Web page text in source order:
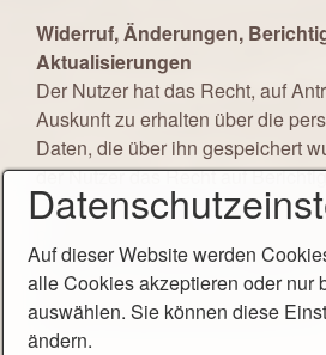
Widerruf, Änderungen,
Aktualisierungen
Der Nutzer hat das Recht, auf
Auskunft zu erhalten über die
Daten, die über ihn gespeichert
der Nutzer das Recht auf
Daten, Sperrung und Löschung
personenbezogenen Daten,
gesetzliche
Quelle: Flegl Rechtsanwälte
Auf dieser Website werden
alle Cookies akzeptieren oder nur
auswählen. Sie können diese
ändern.